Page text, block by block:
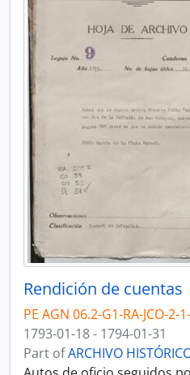
Rendición de cuentas
PE AGN 06.2-G1-RA-JCO-2-
1793-01-18 - 1794-01-31
Part ofARCHIVO